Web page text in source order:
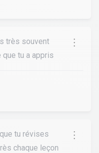
très souvent
tu a appris
tu révises
chaque leçon